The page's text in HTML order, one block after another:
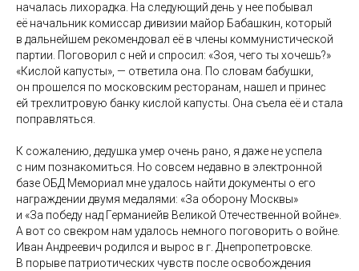
началась лихорадка. На следующий день у нее побывал
её начальник комиссар дивизии майор Бабашкин, который
в дальнейшем рекомендовал её в члены коммунистической
партии. Поговорил с ней и спросил: «Зоя, чего ты хочешь?»
«Кислой капусты», — ответила она. По словам бабушки,
он прошелся по московским ресторанам, нашел и принес
ей трехлитровую банку кислой капусты. Она съела её и стала
поправляться.
К сожалению, дедушка умер очень рано, я даже не успела
с ним познакомиться. Но совсем недавно в электронной
базе ОБД Мемориал мне удалось найти документы о его
награждении двумя медалями: «За оборону Москвы»
и «За победу над Германиейв Великой Отечественной войне».
А вот со свекром нам удалось немного поговорить о войне.
Иван Андреевич родился и вырос в г. Днепропетровске.
В порыве патриотических чувств после освобождения